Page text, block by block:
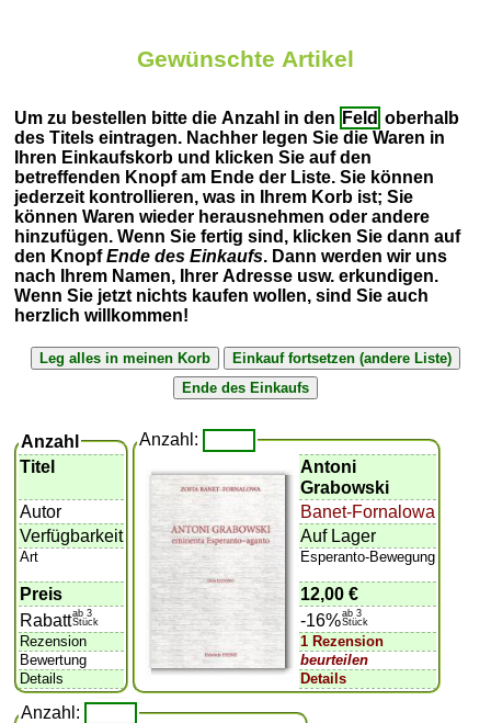
Gewünschte Artikel
Um zu bestellen bitte die Anzahl in den Feld oberhalb
des Titels eintragen. Nachher legen Sie die Waren in
Ihren Einkaufskorb und klicken Sie auf den
betreffenden Knopf am Ende der Liste. Sie können
jederzeit kontrollieren, was in Ihrem Korb ist; Sie
können Waren wieder herausnehmen oder andere
hinzufügen. Wenn Sie fertig sind, klicken Sie dann auf
den KnopfEnde des Einkaufs. Dann werden wir uns
nach Ihrem Namen, Ihrer Adresse usw. erkundigen.
Wenn Sie jetzt nichts kaufen wollen, sind Sie auch
herzlich willkommen!
Anzahl
Titel
Autor
Verfügbarkeit
Art
Preis
Rabattab 3
Stück
Rezension
Bewertung
Details
Anzahl:
Antoni
Grabowski
Banet-Fornalowa
Auf Lager
Esperanto-Bewegung
12,00 €
-16%ab 3
Stück
1 Rezension
beurteilen
Details
Anzahl: